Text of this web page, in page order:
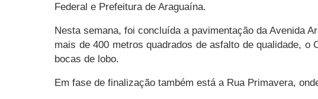
Federal e Prefeitura de Araguaína.
Nesta semana, foi concluída a pavimentação da Avenida
mais de 400 metros quadrados de asfalto de qualidade,
bocas de lobo.
Em fase de finalização também está a Rua Primavera,